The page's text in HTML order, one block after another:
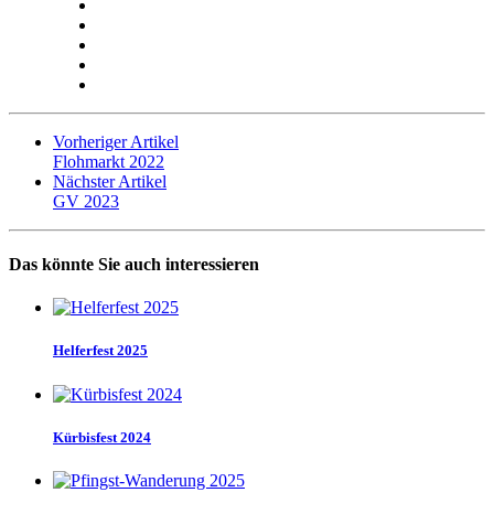
Vorheriger Artikel
Flohmarkt 2022
Nächster Artikel
GV 2023
Das könnte Sie auch interessieren
Helferfest 2025
Kürbisfest 2024